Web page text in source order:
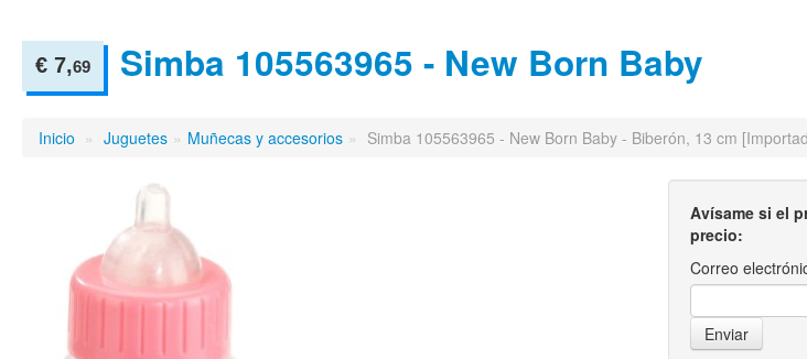
€ 7,69 Simba 105563965 - New Born Baby
Inicio » Juguetes » Muñecas y accesorios » Simba 105563965 - New Born Baby - Biberón, 13 cm
Avísame si el
precio:
Correo